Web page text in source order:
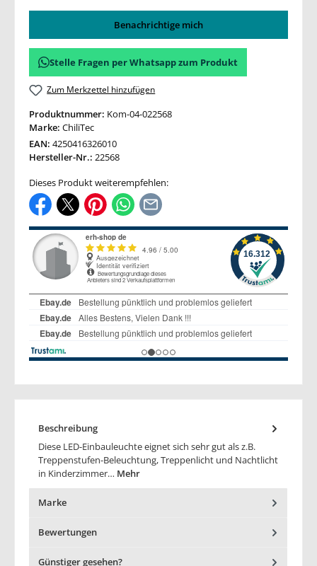
Benachrichtige mich
Stelle Fragen per Whatsapp zum Produkt
Zum Merkzettel hinzufügen
Produktnummer: Kom-04-022568
Marke: ChiliTec
EAN: 4250416326010
Hersteller-Nr.: 22568
Dieses Produkt weiterempfehlen:
Beschreibung
Diese LED-Einbauleuchte eignet sich sehr gut als z.B.
Treppenstufen-Beleuchtung, Treppenlicht und Nachtlicht
in Kinderzimmer… Mehr
Marke
Bewertungen
Günstiger gesehen?